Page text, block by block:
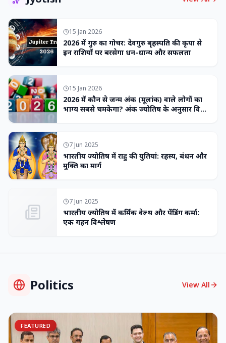
15 Jan 2026
2026 में गुरु का गोचर: देवगुरु बृहस्पति की कृपा से
इन राशियों पर बरसेगा धन-धान्य और सफलता
15 Jan 2026
2026 में कौन से जन्म अंक (मूलांक) वाले लोगों का
भाग्य सबसे चमकेगा? अंक ज्योतिष के अनुसार विशेष
7 Jun 2025
भारतीय ज्योतिष में राहु की युतियां: रहस्य, बंधन और
मुक्ति का मार्ग
7 Jun 2025
भारतीय ज्योतिष में कर्मिक वेल्थ और पेंडिंग कर्मा:
एक गहन विश्लेषण
Politics View All
FEATURED